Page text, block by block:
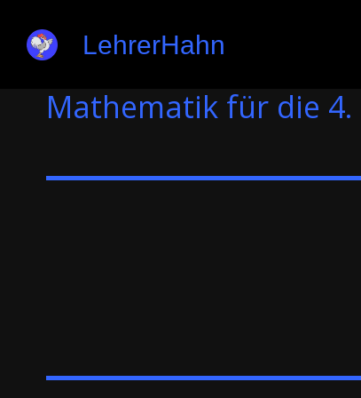
LehrerHahn
Mathematik für die 4.